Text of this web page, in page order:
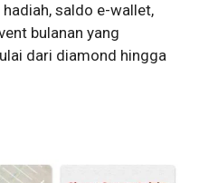
saldo e-wallet,
bulanan yang
dari diamond hingga